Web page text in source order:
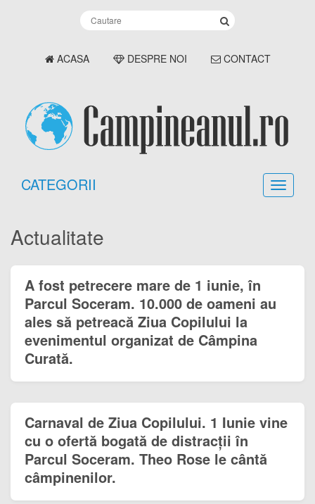
ACASA DESPRE NOI CONTACT
CATEGORII
Actualitate
A fost petrecere mare de 1 iunie, în
Parcul Soceram. 10.000 de oameni au
ales să petreacă Ziua Copilului la
evenimentul organizat de Câmpina
Curată.
Carnaval de Ziua Copilului. 1 Iunie vine
cu o ofertă bogată de distracții în
Parcul Soceram. Theo Rose le cântă
câmpinenilor.